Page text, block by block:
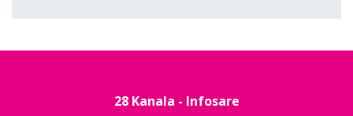
28 Kanala - Infosare